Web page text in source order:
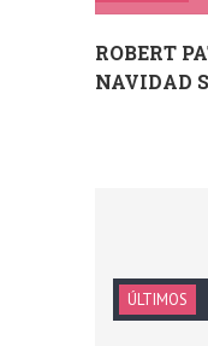
ROBERT
NAVIDAD
ÚLTIMOS